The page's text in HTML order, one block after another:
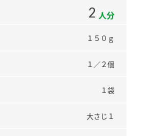
2 人分
１５０ｇ
１／２個
１袋
大さじ１